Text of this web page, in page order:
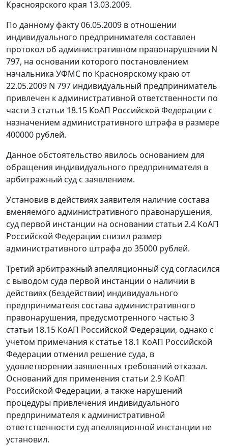
Красноярского края 13.03.2009.
По данному факту 06.05.2009 в отношении
индивидуального предпринимателя составлен
протокол об административном правонарушении N
797, на основании которого постановлением
начальника УФМС по Красноярскому краю от
22.05.2009 N 797 индивидуальный предприниматель
привлечен к административной ответственности по
части 3 статьи 18.15 КоАП Российской Федерации с
назначением административного штрафа в размере
400000 рублей.
Данное обстоятельство явилось основанием для
обращения индивидуального предпринимателя в
арбитражный суд с заявлением.
Установив в действиях заявителя наличие состава
вменяемого административного правонарушения,
суд первой инстанции на основании статьи 2.4 КоАП
Российской Федерации снизил размер
административного штрафа до 35000 рублей.
Третий арбитражный апелляционный суд согласился
с выводом суда первой инстанции о наличии в
действиях (бездействии) индивидуального
предпринимателя состава административного
правонарушения, предусмотренного частью 3
статьи 18.15 КоАП Российской Федерации, однако с
учетом примечания к статье 18.1 КоАП Российской
Федерации отменил решение суда, в
удовлетворении заявленных требований отказал.
Оснований для применения статьи 2.9 КоАП
Российской Федерации, а также нарушений
процедуры привлечения индивидуального
предпринимателя к административной
ответственности суд апелляционной инстанции не
установил.